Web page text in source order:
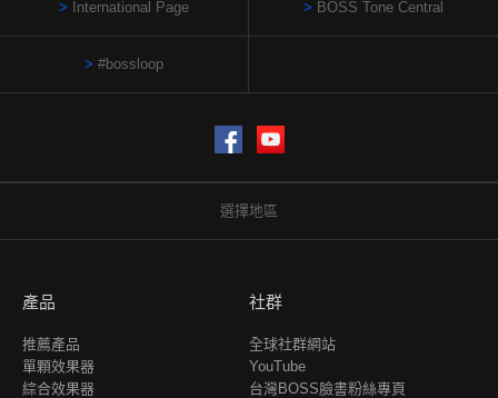
International Page BOSS Tone Central
#bossloop
FacebookYouTube
選擇地區
產品
推薦產品
單顆效果器
綜合效果器
社群
全球社群網站
YouTube
台灣BOSS臉書粉絲專頁